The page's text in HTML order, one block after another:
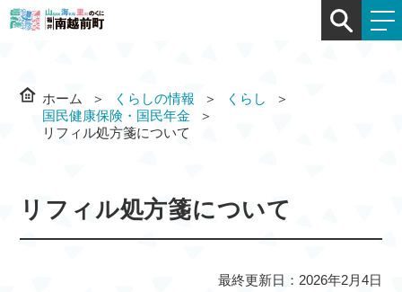
ホーム くらしの情報
くらし
国民健康保険・国民年金
リフィル処方箋について
リフィル処方箋について
最終更新日：2026年2月4日